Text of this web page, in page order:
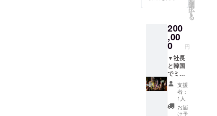
の浴場
のオー
クラウ
ドファ
ンディ
ング限
定にな
りま
す。
※1つの
浴場で
の入
浴、1台
のト
風呂に
早変わ
閉空間
を回
避）。
三蜜疲
れを癒
してく
ださい♪
※パス
ポート
をお届
けした
日か
れる企
業名や
別途お
送りい
ただき
ます。
※掲載
場所に
ついて
は先着
順で決
めさせ
ていた
だきま
選
択
す
る
200
,00
0 円
▼社長
と韓国
でミー
トアッ
プ、
ディー
プな韓
国に潜
支援
者：
1人
お届
け予